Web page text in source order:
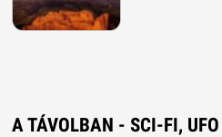
A TÁVOLBAN - SCI-FI,